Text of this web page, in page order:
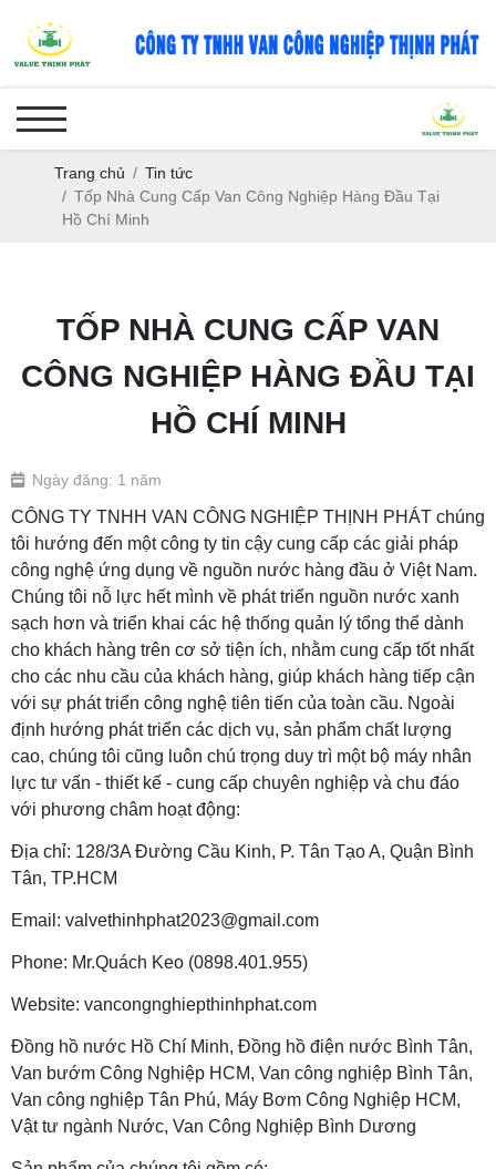
Trang chủ
Tin tức
Tốp Nhà Cung Cấp Van Công Nghiệp Hàng Đầu Tại
Hồ Chí Minh
TỐP NHÀ CUNG CẤP VAN
CÔNG NGHIỆP HÀNG ĐẦU TẠI
HỒ CHÍ MINH
Ngày đăng: 1 năm
CÔNG TY TNHH VAN CÔNG NGHIỆP THỊNH PHÁT chúng
tôi hướng đến một công ty tin cậy cung cấp các giải pháp
công nghệ ứng dụng về nguồn nước hàng đầu ở Việt Nam.
Chúng tôi nỗ lực hết mình về phát triển nguồn nước xanh
sạch hơn và triển khai các hệ thống quản lý tổng thể dành
cho khách hàng trên cơ sở tiện ích, nhằm cung cấp tốt nhất
cho các nhu cầu của khách hàng, giúp khách hàng tiếp cận
với sự phát triển công nghệ tiên tiến của toàn cầu. Ngoài
định hướng phát triển các dịch vụ, sản phẩm chất lượng
cao, chúng tôi cũng luôn chú trọng duy trì một bộ máy nhân
lực tư vấn - thiết kế - cung cấp chuyên nghiệp và chu đáo
với phương châm hoạt động:
Địa chỉ: 128/3A Đường Cầu Kinh, P. Tân Tạo A, Quận Bình
Tân, TP.HCM
Email: valvethinhphat2023@gmail.com
Phone: Mr.Quách Keo (0898.401.955)
Website: vancongnghiepthinhphat.com
Đồng hồ nước Hồ Chí Minh, Đồng hồ điện nước Bình Tân,
Van bướm Công Nghiệp HCM, Van công nghiệp Bình Tân,
Van công nghiệp Tân Phú, Máy Bơm Công Nghiệp HCM,
Vật tư ngành Nước, Van Công Nghiệp Bình Dương